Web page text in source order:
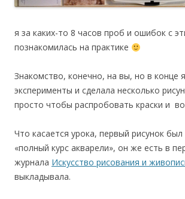
я за каких-то 8 часов проб и ошибок с
познакомилась на практике
Знакомство, конечно, на вы, но в конце
эксперименты и сделала несколько
просто чтобы распробовать краски и
Что касается урока, первый рисунок был
«полный курс акварели», он же есть в
журнала Искусство рисования и
выкладывала.